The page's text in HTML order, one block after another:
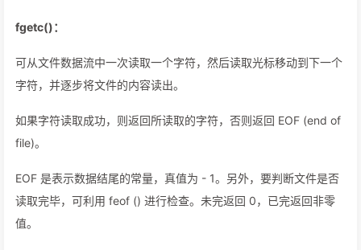
fgetc()：
可从文件数据流中一次读取一个字符，然后读取光标移动到下一个
字符，并逐步将文件的内容读出。
如果字符读取成功，则返回所读取的字符，否则返回 EOF (end of
file)。
EOF 是表示数据结尾的常量，真值为 - 1。另外，要判断文件是否
读取完毕，可利用 feof () 进行检查。未完返回 0，已完返回非零
值。